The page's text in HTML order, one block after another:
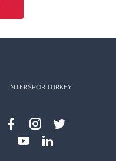
INTERSPOR TURKEY
Facebook
instagram
twitter